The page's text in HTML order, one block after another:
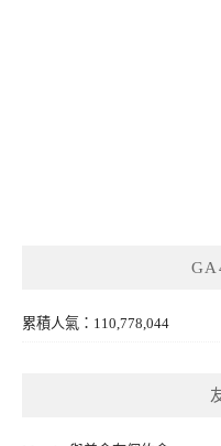
累積人氣：110,778,044